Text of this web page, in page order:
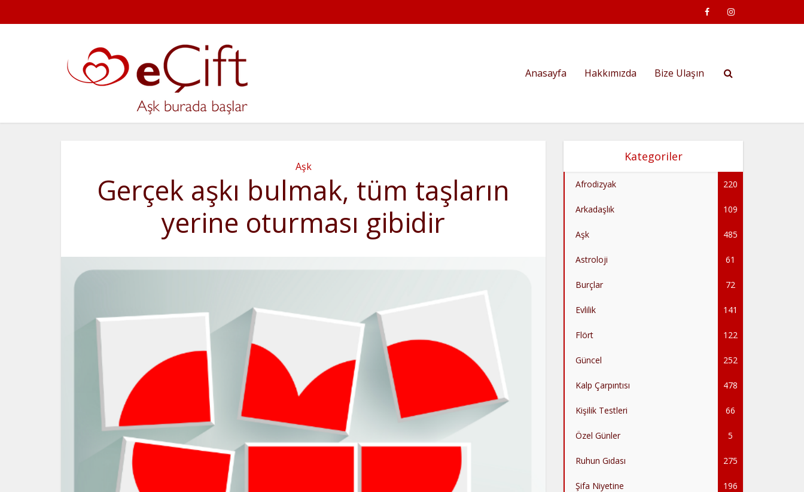
Anasayfa Hakkımızda Bize Ulaşın
Aşk
Gerçek aşkı bulmak, tüm taşların
yerine oturması gibidir
Kategoriler
Afrodizyak 220
Arkadaşlık 109
Aşk 485
Astroloji 61
Burçlar 72
Evlilik 141
Flört 122
Güncel 252
Kalp Çarpıntısı 478
Kişilik Testleri 66
Özel Günler 5
Ruhun Gıdası 275
Şifa Niyetine 196